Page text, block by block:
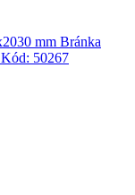
Bránka
Kód: 50267